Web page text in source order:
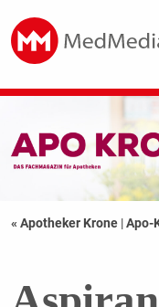
« Apotheker Krone |Apo-